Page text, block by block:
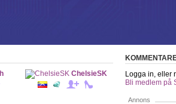
ChelsieSK
Logga in, eller
Bli medlem på
Annons